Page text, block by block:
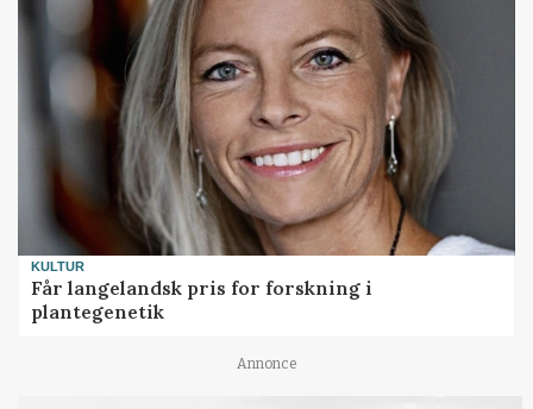
KULTUR
Får langelandsk pris for forskning i
plantegenetik
Annonce